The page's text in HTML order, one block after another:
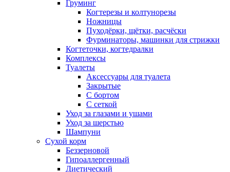
Груминг
Когтерезы и колтунорезы
Ножницы
Пуходёрки, щётки, расчёски
Фурминаторы, машинки для стрижки
Когтеточки, когтедралки
Комплексы
Туалеты
Аксессуары для туалета
Закрытые
С бортом
С сеткой
Уход за глазами и ушами
Уход за шерстью
Шампуни
Сухой корм
Беззерновой
Гипоаллергенный
Диетический